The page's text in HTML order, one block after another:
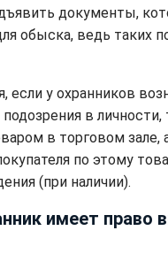
документы,
обыска, ведь таких
если у охранников
в личности,
в торговом зале,
по этому
(при наличии).
имеет право